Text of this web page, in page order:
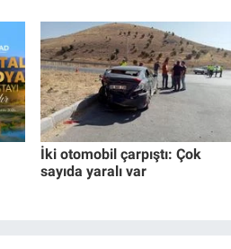
İki otomobil çarpıştı: Çok
sayıda yaralı var